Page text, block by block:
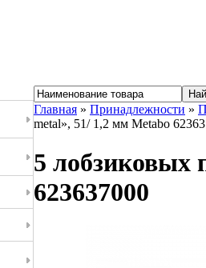
Главная » Принадлежности »
metal», 51/ 1,2 мм Metabo
5 лобзиковых
623637000